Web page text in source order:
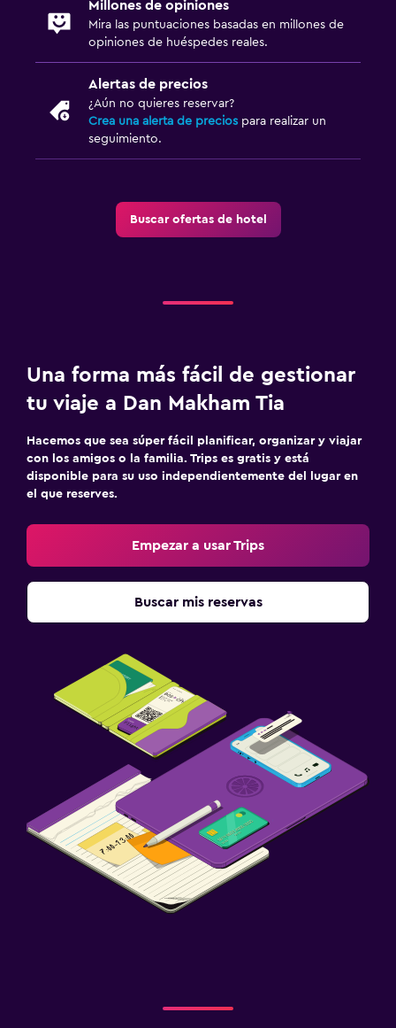
Millones de opiniones
Mira las puntuaciones basadas en millones de
opiniones de huéspedes reales.
Alertas de precios
¿Aún no quieres reservar?
Crea una alerta de precios para realizar un
seguimiento.
Buscar ofertas de hotel
Una forma más fácil de gestionar
tu viaje a Dan Makham Tia
Hacemos que sea súper fácil planificar, organizar y viajar
con los amigos o la familia. Trips es gratis y está
disponible para su uso independientemente del lugar en
el que reserves.
Empezar a usar Trips
Buscar mis reservas